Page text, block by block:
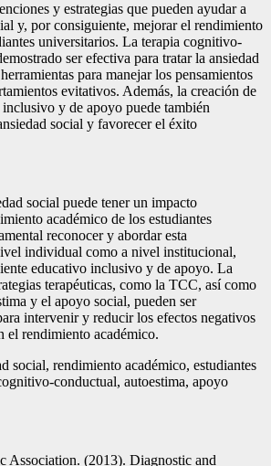
y estrategias que pueden ayudar a
y, por consiguiente, mejorar el rendimiento
universitarios. La terapia cognitivo-
ser efectiva para tratar la ansiedad
para manejar los pensamientos
evitativos. Además, la creación de
y de apoyo puede también
social y favorecer el éxito
social puede tener un impacto
académico de los estudiantes
reconocer y abordar esta
individual como a nivel institucional,
educativo inclusivo y de apoyo. La
terapéuticas, como la TCC, así como
y el apoyo social, pueden ser
intervenir y reducir los efectos negativos
el rendimiento académico.
social, rendimiento académico, estudiantes
conductual, autoestima, apoyo
Association. (2013). Diagnostic and